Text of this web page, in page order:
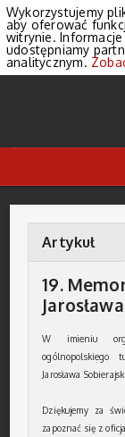
Artykuł
19.
W imieniu
ogólnopolskiego
Jarosława
Dziękujemy za
zapoznać się z
Wykorzystujemy
aby oferować
witrynie.
udostępniamy
analitycznym.